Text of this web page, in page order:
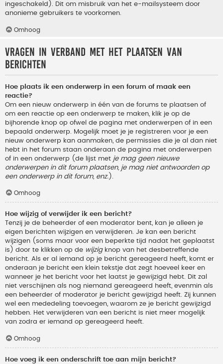
ingeschakeld). Dit om misbruik van het e-mailsysteem door
anonieme gebruikers te voorkomen.
Omhoog
Vragen in verband met het plaatsen van
berichten
Hoe plaats ik een onderwerp in een forum of maak een
reactie?
Om een nieuw onderwerp in één van de forums te plaatsen of
om een reactie op een onderwerp te maken, klik je op de
bijhorende knop op ofwel de pagina met onderwerpen of in een
bepaald onderwerp. Mogelijk moet je je registreren voor je een
nieuw onderwerp kan aanmaken, de permissies die je al dan niet
hebt in het forum staan onderaan de pagina met onderwerpen
of in een onderwerp (de lijst met je mag geen nieuwe
onderwerpen in dit forum plaatsen, je mag niet antwoorden op
een onderwerp in dit forum, enz. ).
Omhoog
Hoe wijzig of verwijder ik een bericht?
Tenzij je de beheerder of een moderator bent, kan je alleen je
eigen berichten wijzigen en verwijderen. Je kan een bericht
wijzigen (soms maar voor een beperkte tijd nadat het geplaatst
is) door te klikken op de wijzigknop van het desbetreffende
bericht. Als er al iemand op je bericht gereageerd heeft, komt er
onderaan je bericht een klein tekstje dat zegt hoeveel keer en
wanneer je het bericht voor het laatst je gewijzigd hebt. Dit zal
niet verschijnen als nog niemand gereageerd heeft, evenmin als
een beheerder of moderator je bericht gewijzigd heeft. Zij kunnen
wel een mededeling toevoegen, waarom ze je bericht gewijzigd
hebben. Het verwijderen van een bericht is niet meer mogelijk
van zodra er iemand op gereageerd heeft.
Omhoog
Hoe voeg ik een onderschrift toe aan mijn bericht?